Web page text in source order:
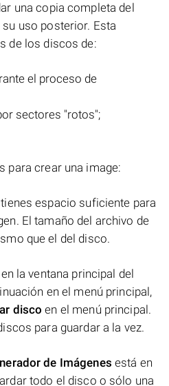
una copia completa del
uso posterior. Esta
de los discos de:
el proceso de
sectores "rotos";
para crear una image:
espacio suficiente para
El tamaño del archivo de
que el del disco.
la ventana principal del
en el menú principal,
disco en el menú principal.
para guardar a la vez.
de Imágenes está en
todo el disco o sólo una